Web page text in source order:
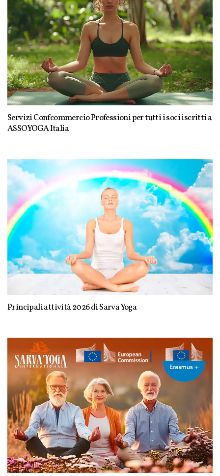
Servizi Confcommercio Professioni per tutti i soci iscritti a
ASSOYOGA Italia
Principali attività 2026 di Sarva Yoga